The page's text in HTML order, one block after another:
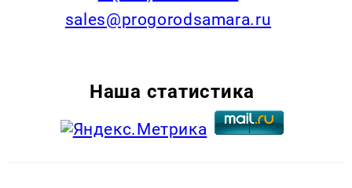
sales@progorodsamara.ru
Наша статистика